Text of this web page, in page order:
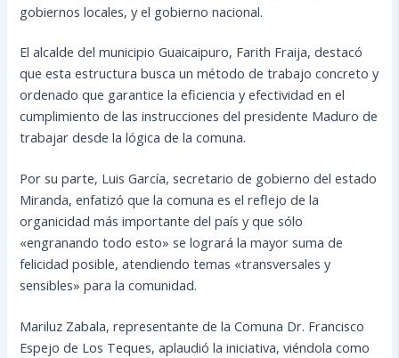
gobiernos locales, y el gobierno nacional.
El alcalde del municipio Guaicaipuro, Farith Fraija, destacó
que esta estructura busca un método de trabajo concreto y
ordenado que garantice la eficiencia y efectividad en el
cumplimiento de las instrucciones del presidente Maduro de
trabajar desde la lógica de la comuna.
Por su parte, Luis García, secretario de gobierno del estado
Miranda, enfatizó que la comuna es el reflejo de la
organicidad más importante del país y que sólo
«engranando todo esto» se logrará la mayor suma de
felicidad posible, atendiendo temas «transversales y
sensibles» para la comunidad.
Mariluz Zabala, representante de la Comuna Dr. Francisco
Espejo de Los Teques, aplaudió la iniciativa, viéndola como